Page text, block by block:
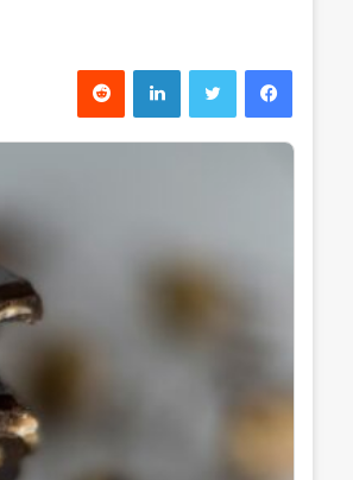
فیس بوک توییتر لینکدین‫رددیت